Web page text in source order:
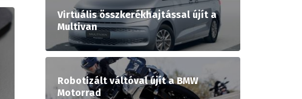
Virtuális összkerékhajtással újít a
Multivan
Robotizált váltóval újít a BMW
Motorrad